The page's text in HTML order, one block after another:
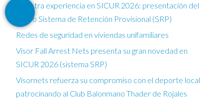
Nuestra experiencia en SICUR 2026: presentación del
nuevo Sistema de Retención Provisional (SRP)
Redes de seguridad en viviendas unifamiliares
Visor Fall Arrest Nets presenta su gran novedad en
SICUR 2026 (sistema SRP)
Visornets refuerza su compromiso con el deporte local
patrocinando al Club Balonmano Thader de Rojales